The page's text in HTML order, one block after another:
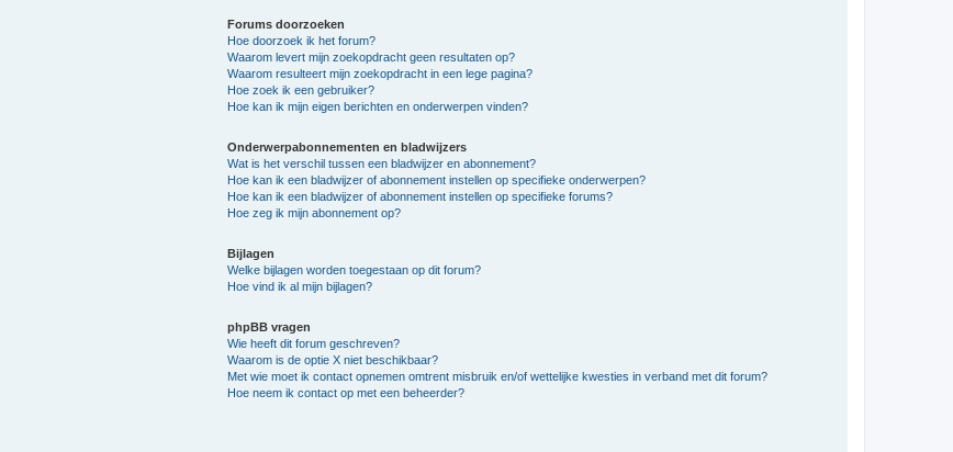
Forums doorzoeken
Hoe doorzoek ik het forum?
Waarom levert mijn zoekopdracht geen resultaten op?
Waarom resulteert mijn zoekopdracht in een lege pagina?
Hoe zoek ik een gebruiker?
Hoe kan ik mijn eigen berichten en onderwerpen vinden?
Onderwerpabonnementen en bladwijzers
Wat is het verschil tussen een bladwijzer en abonnement?
Hoe kan ik een bladwijzer of abonnement instellen op specifieke onderwerpen?
Hoe kan ik een bladwijzer of abonnement instellen op specifieke forums?
Hoe zeg ik mijn abonnement op?
Bijlagen
Welke bijlagen worden toegestaan op dit forum?
Hoe vind ik al mijn bijlagen?
phpBB vragen
Wie heeft dit forum geschreven?
Waarom is de optie X niet beschikbaar?
Met wie moet ik contact opnemen omtrent misbruik en/of wettelijke kwesties in verband met dit forum?
Hoe neem ik contact op met een beheerder?